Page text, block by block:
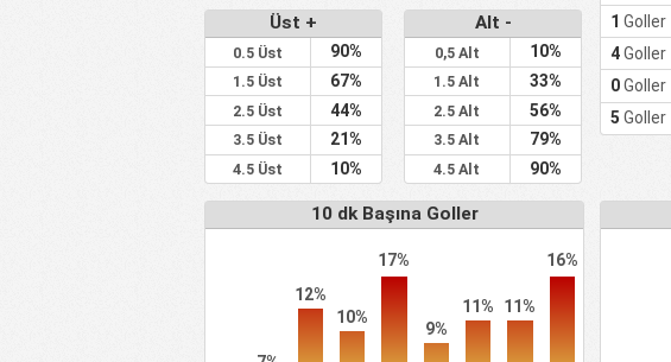
Üst +
0.5 Üst 90%
1.5 Üst 67%
2.5 Üst 44%
3.5 Üst 21%
4.5 Üst 10%
Alt -
0,5 Alt 10%
1.5 Alt 33%
2.5 Alt 56%
3.5 Alt 79%
4.5 Alt 90%
1 Goller
4Goller
0Goller
5 Goller
10 dk Başına Goller
12%
10%
17%
9%
11% 11%
16%